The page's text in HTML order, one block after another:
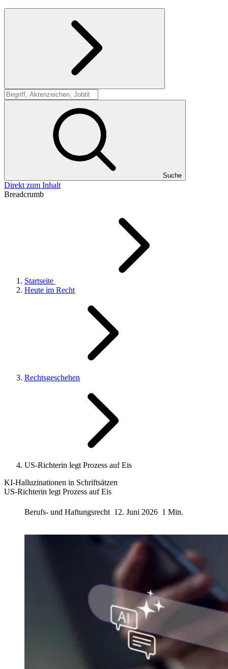
Suche
Suche
Direkt zum Inhalt
Breadcrumb
Startseite
Heute im Recht
Rechtsgeschehen
US-Richterin legt Prozess auf Eis
KI-Halluzinationen in Schriftsätzen
US-Richterin legt Prozess auf Eis
Berufs- und Haftungsrecht 12. Juni 2026 1 Min.